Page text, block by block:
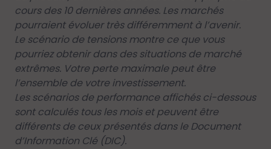
cours des 10 dernières années. Les marchés
pourraient évoluer très différemment à l’avenir.
Le scénario de tensions montre ce que vous
pourriez obtenir dans des situations de marché
extrêmes. Votre perte maximale peut être
l’ensemble de votre investissement.
Les scénarios de performance affichés ci-dessous
sont calculés tous les mois et peuvent être
différents de ceux présentés dans le Document
d’Information Clé (DIC).